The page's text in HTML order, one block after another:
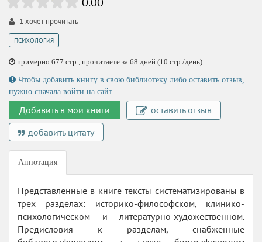
1 хочет прочитать
ПСИХОЛОГИЯ
примерно 677 стр., прочитаете за 68 дней (10 стр./день)
Чтобы добавить книгу в свою библиотеку либо оставить отзыв,
нужно сначала войти на сайт.
Добавить в мои книги
оставить отзыв
добавить цитату
Аннотация
Представленные в книге тексты систематизированы в
трех разделах: историко-философском, клинико-
психологическом и литературно-художественном.
Предисловия к разделам, снабженные